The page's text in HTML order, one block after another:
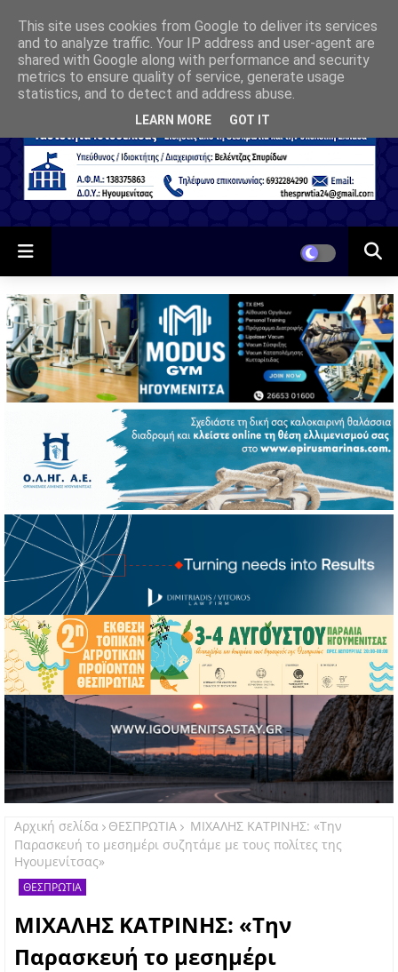
Αρχική σελίδα ΘΕΣΠΡΩΤΙΑ
ΜΙΧΑΛΗΣ ΚΑΤΡΙΝΗΣ: «Την
Παρασκευή το μεσημέρι συζητάμε με τους πολίτες της
Ηγουμενίτσας»
ΘΕΣΠΡΩΤΙΑ
ΜΙΧΑΛΗΣ ΚΑΤΡΙΝΗΣ: «Την
Παρασκευή το μεσημέρι
This site uses cookies from Google to deliver its services
and to analyze traffic. Your IP address and user-agent are
shared with Google along with performance and security
metrics to ensure quality of service, generate usage
statistics, and to detect and address abuse.
LEARN MORE GOT IT